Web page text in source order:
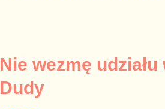
tym i porównał PKB Polski i
pewnie dlatego, że nie chciało mu
naszego kraju z lat 2007-2015.
Nie wezmę
Dudy